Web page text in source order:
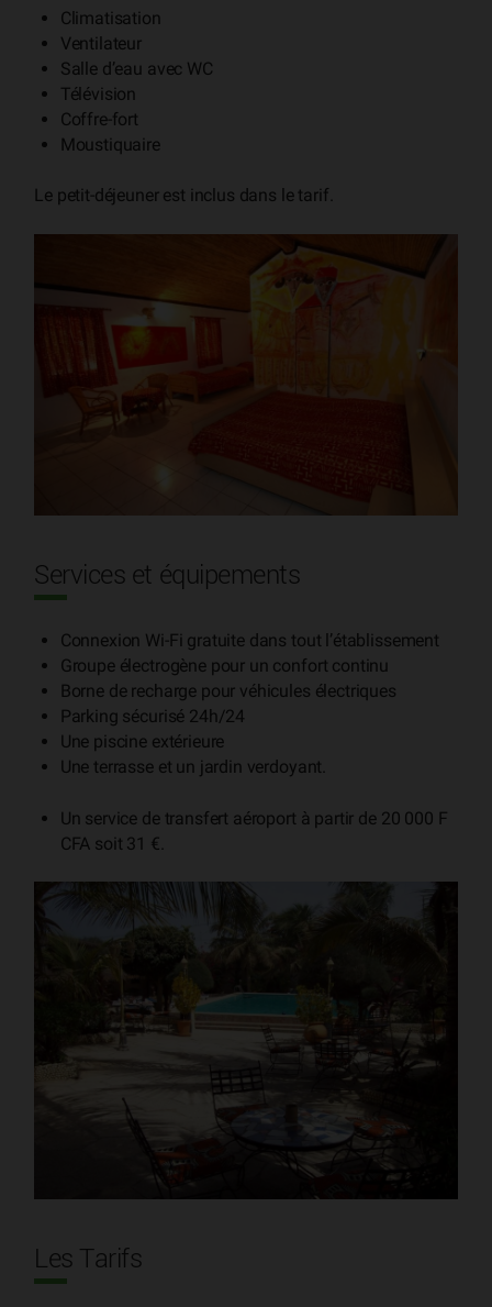
Climatisation
Ventilateur
Salle d’eau avec WC
Télévision
Coffre-fort
Moustiquaire
Le petit-déjeuner est inclus dans le tarif.
Services et équipements
Connexion Wi-Fi gratuite dans tout l’établissement
Groupe électrogène pour un confort continu
Borne de recharge pour véhicules électriques
Parking sécurisé 24h/24
Une piscine extérieure
Une terrasse et un jardin verdoyant.
Un service de transfert aéroport à partir de 20 000 F
CFA soit 31 €.
Les Tarifs